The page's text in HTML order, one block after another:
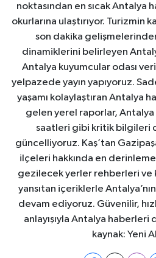
noktasından en sıcak Antalya
okurlarına ulaştırıyor. Turizmin
son dakika
dinamiklerini belirleyen
Antalya kuyumcular odası
yelpazede yayın yapıyoruz.
yaşamı kolaylaştıran Antalya
gelen yerel raporlar,
saatleri gibi kritik bilgileri
güncelliyoruz. Kaş’tan
ilçeleri hakkında en
gezilecek yerler rehberleri ve
yansıtan içeriklerle
devam ediyoruz. Güvenilir,
anlayışıyla Antalya
kaynak: Yeni